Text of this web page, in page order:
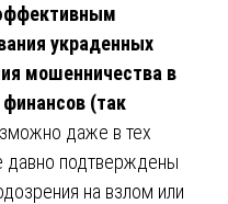
украденных
мошенничества в
(так
даже в тех
давно подтверждены
на взлом или